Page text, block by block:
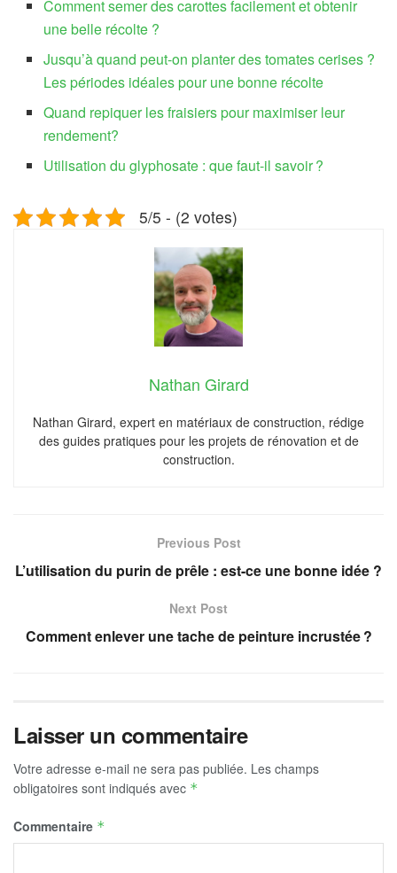
Comment semer des carottes facilement et obtenir
une belle récolte ?
Jusqu’à quand peut-on planter des tomates cerises ?
Les périodes idéales pour une bonne récolte
Quand repiquer les fraisiers pour maximiser leur
rendement?
Utilisation du glyphosate : que faut-il savoir ?
5/5 - (2 votes)
Nathan Girard
Nathan Girard, expert en matériaux de construction, rédige
des guides pratiques pour les projets de rénovation et de
construction.
Previous Post
L’utilisation du purin de prêle : est-ce une bonne idée ?
Next Post
Comment enlever une tache de peinture incrustée ?
Laisser un commentaire
Votre adresse e-mail ne sera pas publiée. Les champs
obligatoires sont indiqués avec *
Commentaire *